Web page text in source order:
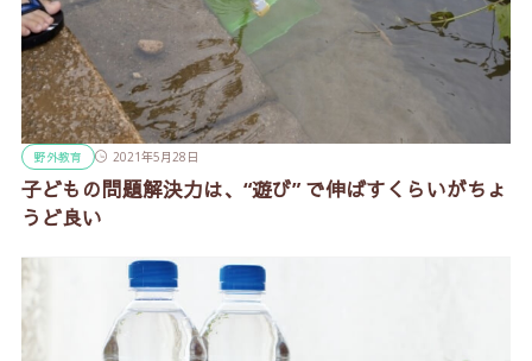
野外教育 2021年5月28日
子どもの問題解決力は、“遊び” で伸ばすくらいがちょ
うど良い